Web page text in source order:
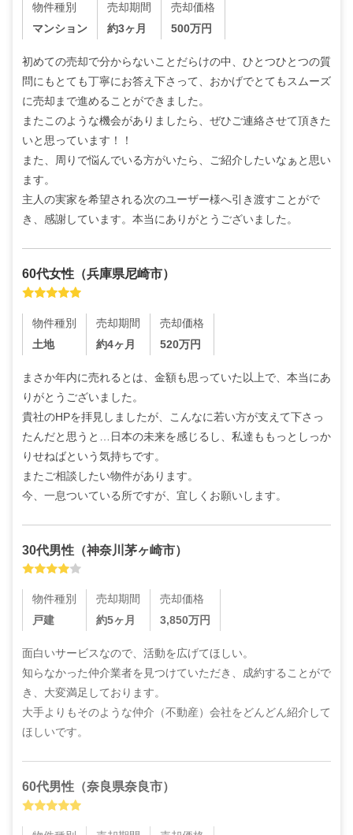
物件種別
マンション
売却期間
約3ヶ月
売却価格
500万円
初めての売却で分からないことだらけの中、ひとつひとつの質
問にもとても丁寧にお答え下さって、おかげでとてもスムーズ
に売却まで進めることができました。
またこのような機会がありましたら、ぜひご連絡させて頂きた
いと思っています！！
また、周りで悩んでいる方がいたら、ご紹介したいなぁと思い
ます。
主人の実家を希望される次のユーザー様へ引き渡すことがで
き、感謝しています。本当にありがとうございました。
60代女性 （兵庫県尼崎市）
物件種別
土地
売却期間
約4ヶ月
売却価格
520万円
まさか年内に売れるとは、金額も思っていた以上で、本当にあ
りがとうございました。
貴社のHPを拝見しましたが、こんなに若い方が支えて下さっ
たんだと思うと…日本の未来を感じるし、私達ももっとしっか
りせねばという気持ちです。
またご相談したい物件があります。
今、一息ついている所ですが、宜しくお願いします。
30代男性 （神奈川茅ヶ崎市）
物件種別
戸建
売却期間
約5ヶ月
売却価格
3,850万円
面白いサービスなので、活動を広げてほしい。
知らなかった仲介業者を見つけていただき、成約することがで
き、大変満足しております。
大手よりもそのような仲介（不動産）会社をどんどん紹介して
ほしいです。
60代男性 （奈良県奈良市）